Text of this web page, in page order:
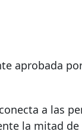
aprobada
a las
la mitad de